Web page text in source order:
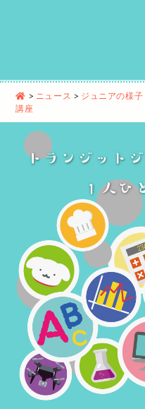
> ニュース > ジュニアの様子
講座